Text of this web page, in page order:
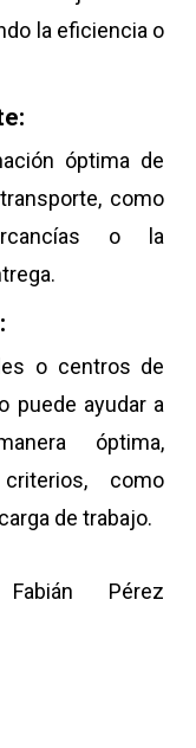
la eficiencia o
óptima de
como
o la
o centros de
puede ayudar a
óptima,
como
de trabajo.
Fabián Pérez